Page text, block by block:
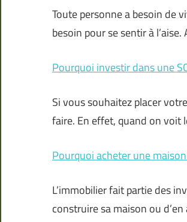
Toute personne a besoin de
besoin pour se sentir à
Pourquoi investir dans une
Si vous souhaitez placer
faire. En effet, quand on voit
Pourquoi acheter une
L’immobilier fait partie des
construire sa maison ou